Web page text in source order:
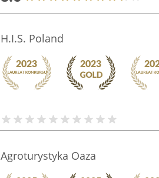
H.I.S. Poland
Agroturystyka Oaza